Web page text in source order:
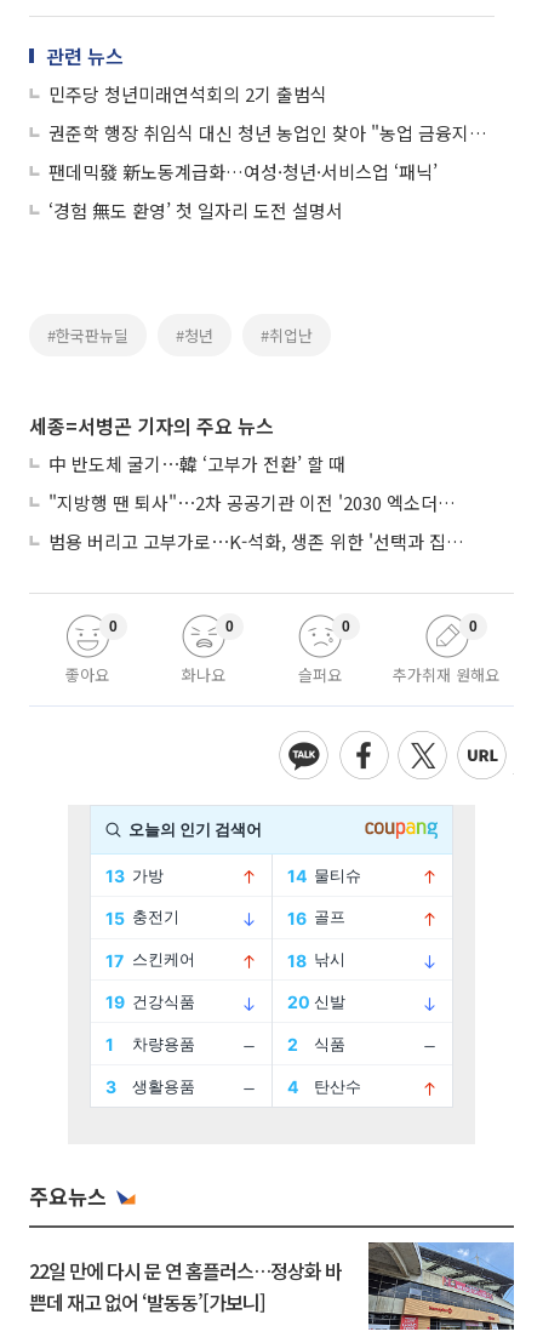
관련 뉴스
민주당 청년미래연석회의 2기 출범식
권준학 행장 취임식 대신 청년 농업인 찾아 "농업 금융지원 소임 다할 것"
팬데믹發 新노동계급화…여성·청년·서비스업 ‘패닉’
‘경험 無도 환영’ 첫 일자리 도전 설명서
#한국판뉴딜 #청년 #취업난
세종=서병곤 기자의 주요 뉴스
中 반도체 굴기⋯韓 ‘고부가 전환’ 할 때
"지방행 땐 퇴사"⋯2차 공공기관 이전 '2030 엑소더스' 뇌관
범용 버리고 고부가로⋯K-석화, 생존 위한 '선택과 집중'
좋아요
0
화나요
0
슬퍼요
0
추가취재 원해요
0
주요뉴스
22일 만에 다시 문 연 홈플러스…정상화 바
쁜데 재고 없어 ‘발동동’[가보니]